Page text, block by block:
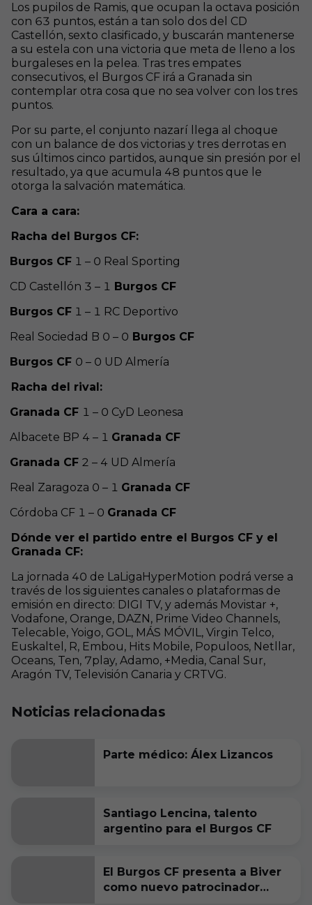
Los pupilos de Ramis, que ocupan la octava posición
con 63 puntos, están a tan solo dos del CD
Castellón, sexto clasificado, y buscarán mantenerse
a su estela con una victoria que meta de lleno a los
burgaleses en la pelea. Tras tres empates
consecutivos, el Burgos CF irá a Granada sin
contemplar otra cosa que no sea volver con los tres
puntos.
Por su parte, el conjunto nazarí llega al choque
con un balance de dos victorias y tres derrotas en
sus últimos cinco partidos, aunque sin presión por el
resultado, ya que acumula 48 puntos que le
otorga la salvación matemática.
Cara a cara:
Racha del Burgos CF:
Burgos CF 1 – 0 Real Sporting
CD Castellón 3 – 1 Burgos CF
Burgos CF 1 – 1 RC Deportivo
Real Sociedad B 0 – 0 Burgos CF
Burgos CF 0 – 0 UD Almería
Racha del rival:
Granada CF 1 – 0 CyD Leonesa
Albacete BP 4 – 1 Granada CF
Granada CF 2 – 4 UD Almería
Real Zaragoza 0 – 1 Granada CF
Córdoba CF 1 – 0 Granada CF
Dónde ver el partido entre el Burgos CF y el
Granada CF:
La jornada 40 de LaLigaHyperMotion podrá verse a
través de los siguientes canales o plataformas de
emisión en directo: DIGI TV, y además Movistar +,
Vodafone, Orange, DAZN, Prime Video Channels,
Telecable, Yoigo, GOL, MÁS MÓVIL, Virgin Telco,
Euskaltel, R, Embou, Hits Mobile, Populoos, Netllar,
Oceans, Ten, 7play, Adamo, +Media, Canal Sur,
Aragón TV, Televisión Canaria y CRTVG.
Noticias relacionadas
Parte médico: Álex Lizancos
Santiago Lencina, talento
argentino para el Burgos CF
El Burgos CF presenta a Biver
como nuevo patrocinador